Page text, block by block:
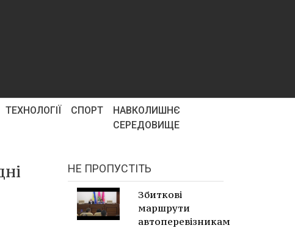
ТЕХНОЛОГІЇ СПОРТ
НАВКОЛИШНЄ
СЕРЕДОВИЩЕ
НЕ ПРОПУСТІТЬ
Збиткові
маршрути
автоперевізникам